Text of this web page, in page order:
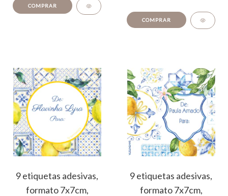
COMPRAR
COMPRAR
9 etiquetas adesivas,
formato 7x7cm,
9 etiquetas adesivas,
formato 7x7cm,